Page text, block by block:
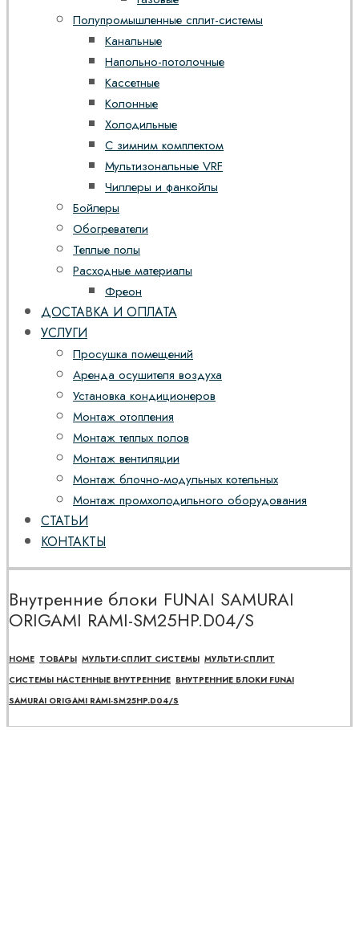
Полупромышленные сплит-системы
Канальные
Напольно-потолочные
Кассетные
Колонные
Холодильные
С зимним комплектом
Мультизональные VRF
Чиллеры и фанкойлы
Бойлеры
Обогреватели
Теплые полы
Расходные материалы
Фреон
ДОСТАВКА И ОПЛАТА
УСЛУГИ
Просушка помещений
Аренда осушителя воздуха
Установка кондиционеров
Монтаж отопления
Монтаж теплых полов
Монтаж вентиляции
Монтаж блочно-модульных котельных
Монтаж промхолодильного оборудования
СТАТЬИ
КОНТАКТЫ
Внутренние блоки FUNAI SAMURAI
ORIGAMI RAMI-SM25HP.D04/S
HOME ТОВАРЫ МУЛЬТИ-СПЛИТ СИСТЕМЫ МУЛЬТИ-СПЛИТ
СИСТЕМЫ НАСТЕННЫЕ ВНУТРЕННИЕ ВНУТРЕННИЕ БЛОКИ FUNAI
SAMURAI ORIGAMI RAMI-SM25HP.D04/S